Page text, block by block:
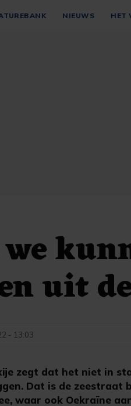
NIEUWS HET
uit
zegt dat het niet in
Dat is de zeestraat
waar ook Oekraïne
- 13:03